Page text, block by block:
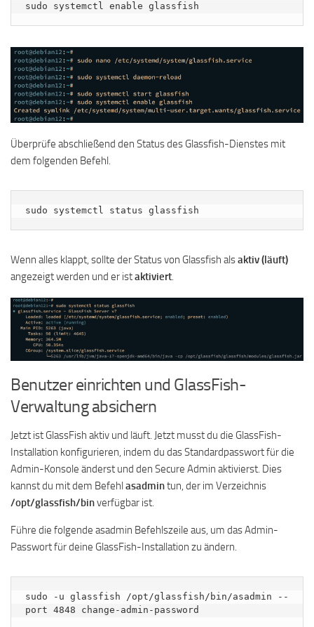
sudo systemctl enable glassfish
Überprüfe abschließend den Status des Glassfish-Dienstes mit
dem folgenden Befehl.
sudo systemctl status glassfish
Wenn alles klappt, sollte der Status von Glassfish alsaktiv (läuft)
angezeigt werden und er istaktiviert.
Benutzer einrichten und GlassFish-
Verwaltung absichern
Jetzt ist GlassFish aktiv und läuft. Jetzt musst du die GlassFish-
Installation konfigurieren, indem du das Standardpasswort für die
Admin-Konsole änderst und den Secure Admin aktivierst. Dies
kannst du mit dem Befehl asadmintun, der im Verzeichnis
/opt/glassfish/binverfügbar ist.
Führe die folgende asadmin Befehlszeile aus, um das Admin-
Passwort für deine GlassFish-Installation zu ändern.
sudo -u glassfish /opt/glassfish/bin/asadmin --
port 4848 change-admin-password